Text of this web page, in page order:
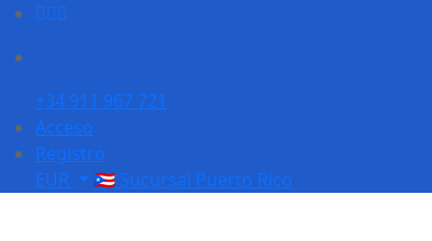
+34 911 967 721
Acceso
Registro
EUR
🇵🇷 Sucursal Puerto Rico